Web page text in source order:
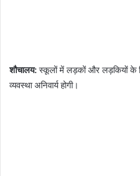
शौचालय:स्कूलों में लड़कों और लड़कियों के
व्यवस्था अनिवार्य होगी।